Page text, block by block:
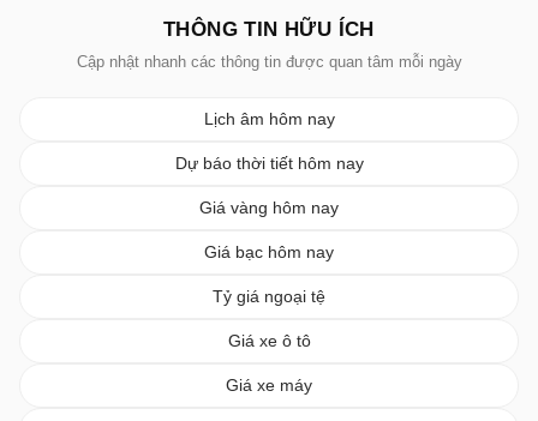
THÔNG TIN HỮU ÍCH
Cập nhật nhanh các thông tin được quan tâm mỗi ngày
Lịch âm hôm nay
Dự báo thời tiết hôm nay
Giá vàng hôm nay
Giá bạc hôm nay
Tỷ giá ngoại tệ
Giá xe ô tô
Giá xe máy